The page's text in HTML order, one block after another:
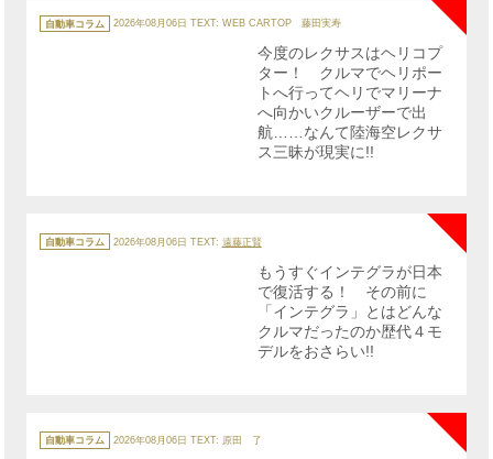
テ
ゴ
自動車コラム 2026年08月06日 TEXT: WEB CARTOP 藤田実寿
今度のレクサスはヘリコプ
ター！ クルマでヘリポー
トへ行ってヘリでマリーナ
へ向かいクルーザーで出
航……なんて陸海空レクサ
ス三昧が現実に!!
テ
ゴ
自動車コラム 2026年08月06日 TEXT: 遠藤正賢
もうすぐインテグラが日本
で復活する！ その前に
「インテグラ」とはどんな
クルマだったのか歴代４モ
デルをおさらい!!
テ
ゴ
自動車コラム 2026年08月06日 TEXT: 原田 了